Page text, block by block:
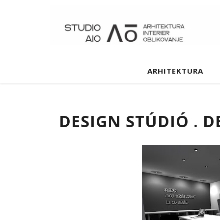
ARHITEKTURA
DESIGN STÚDIÓ .